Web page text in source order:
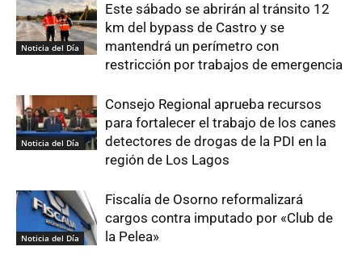
Noticia del Día
Este sábado se abrirán al tránsito 12
km del bypass de Castro y se
mantendrá un perímetro con
restricción por trabajos de emergencia
Noticia del Día
Consejo Regional aprueba recursos
para fortalecer el trabajo de los canes
detectores de drogas de la PDI en la
región de Los Lagos
Noticia del Día
Fiscalía de Osorno reformalizará
cargos contra imputado por «Club de
la Pelea»